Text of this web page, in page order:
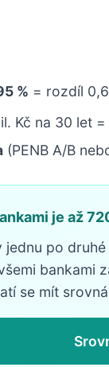
% = rozdíl
Kč na 30 let =
(PENB A/B
je až
jednu po
bankami
se mít